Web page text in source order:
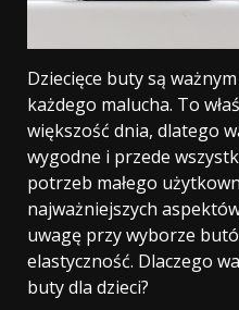
Dziecięce buty są
każdego malucha. To
większość dnia, dlatego
wygodne i przede
potrzeb małego
najważniejszych
uwagę przy wyborze
elastyczność. Dlaczego
buty dla dzieci?